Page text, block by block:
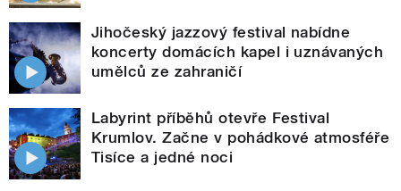
Jihočeský jazzový festival nabídne
koncerty domácích kapel i uznávaných
umělců ze zahraničí
Labyrint příběhů otevře Festival
Krumlov. Začne v pohádkové atmosféře
Tisíce a jedné noci